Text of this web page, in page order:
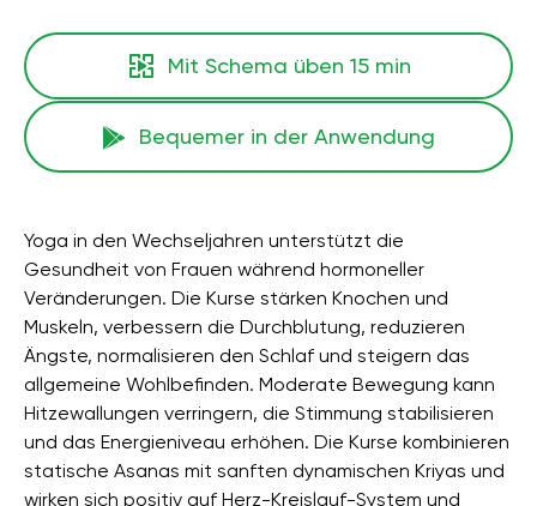
Mit Schema üben 15 min
Bequemer in der Anwendung
Yoga in den Wechseljahren unterstützt die
Gesundheit von Frauen während hormoneller
Veränderungen. Die Kurse stärken Knochen und
Muskeln, verbessern die Durchblutung, reduzieren
Ängste, normalisieren den Schlaf und steigern das
allgemeine Wohlbefinden. Moderate Bewegung kann
Hitzewallungen verringern, die Stimmung stabilisieren
und das Energieniveau erhöhen. Die Kurse kombinieren
statische Asanas mit sanften dynamischen Kriyas und
wirken sich positiv auf Herz-Kreislauf-System und